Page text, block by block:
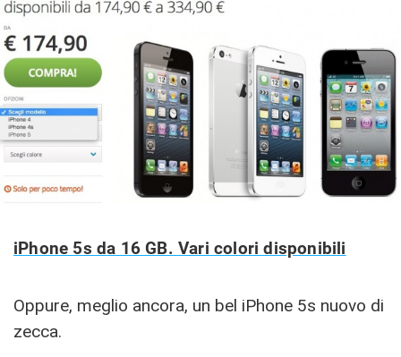
iPhone 5s da 16 GB. Vari colori disponibili
Oppure, meglio ancora, un bel iPhone 5s nuovo di
zecca.